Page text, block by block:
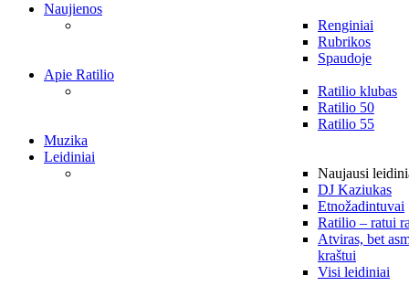
Naujienos
Renginiai
Rubrikos
Spaudoje
Apie Ratilio
Ratilio klubas
Ratilio 50
Ratilio 55
Muzika
Leidiniai
Naujausi
DJ Kaziukas
Etnožadintuvai
Ratilio – ratui
Atviras, bet
kraštui
Visi leidiniai